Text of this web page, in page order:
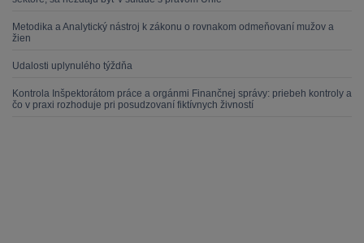
Metodika a Analytický nástroj k zákonu o rovnakom odmeňovaní mužov a
žien
Udalosti uplynulého týždňa
Kontrola Inšpektorátom práce a orgánmi Finančnej správy: priebeh kontroly a
čo v praxi rozhoduje pri posudzovaní fiktívnych živností